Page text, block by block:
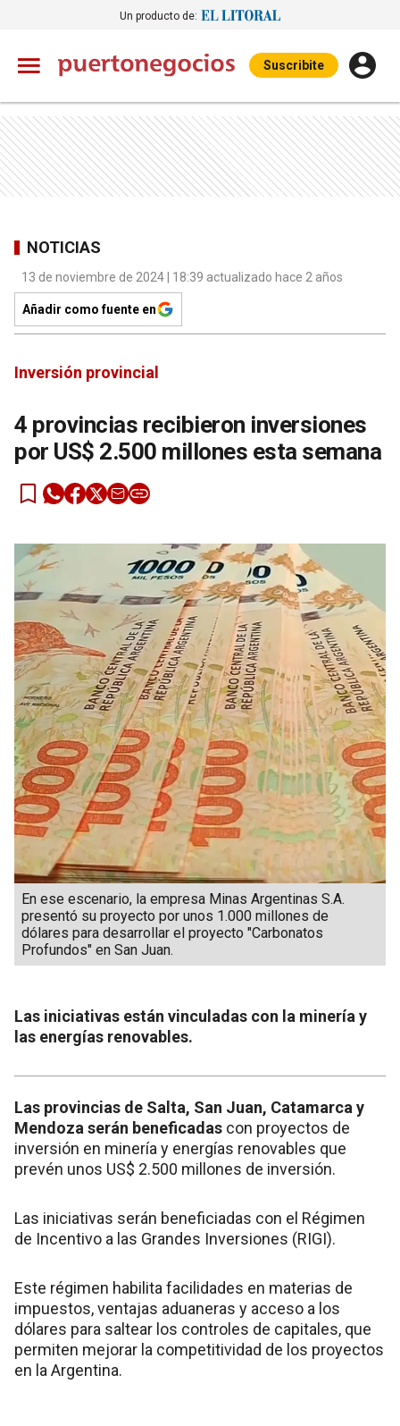
Un producto de:
Suscribite
NOTICIAS
13 de noviembre de 2024 | 18:39 actualizado hace 2 años
Añadir como fuente en
Inversión provincial
4 provincias recibieron inversiones
por US$ 2.500 millones esta semana
En ese escenario, la empresa Minas Argentinas S.A.
presentó su proyecto por unos 1.000 millones de
dólares para desarrollar el proyecto "Carbonatos
Profundos" en San Juan.
Las iniciativas están vinculadas con la minería y
las energías renovables.
Las provincias de Salta, San Juan, Catamarca y
Mendoza serán beneficadas con proyectos de
inversión en minería y energías renovables que
prevén unos US$ 2.500 millones de inversión.
Las iniciativas serán beneficiadas con el Régimen
de Incentivo a las Grandes Inversiones (RIGI).
Este régimen habilita facilidades en materias de
impuestos, ventajas aduaneras y acceso a los
dólares para saltear los controles de capitales, que
permiten mejorar la competitividad de los proyectos
en la Argentina.